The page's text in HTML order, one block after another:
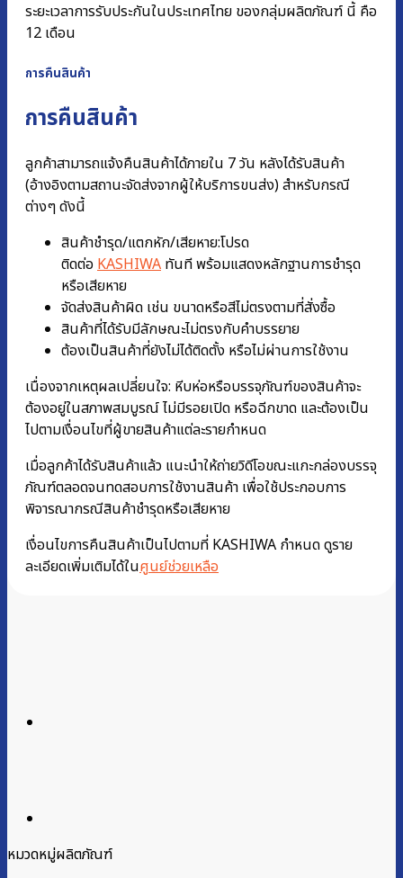
ระยะเวลาการรับประกันในประเทศไทย ของกลุ่มผลิตภัณฑ์ นี้ คือ
12 เดือน
การคืนสินค้า
การคืนสินค้า
ลูกค้าสามารถแจ้งคืนสินค้าได้ภายใน 7 วัน หลังได้รับสินค้า
(อ้างอิงตามสถานะจัดส่งจากผู้ให้บริการขนส่ง) สำหรับกรณี
ต่างๆ ดังนี้
สินค้าชำรุด/แตกหัก/เสียหาย:โปรด
ติดต่อ KASHIWA ทันที พร้อมแสดงหลักฐานการชํารุด
หรือเสียหาย
จัดส่งสินค้าผิด เช่น ขนาดหรือสีไม่ตรงตามที่สั่งซื้อ
สินค้าที่ได้รับมีลักษณะไม่ตรงกับคำบรรยาย
ต้องเป็นสินค้าที่ยังไม่ได้ติดตั้ง หรือไม่ผ่านการใช้งาน
เนื่องจากเหตุผลเปลี่ยนใจ: หีบห่อหรือบรรจุภัณฑ์ของสินค้าจะ
ต้องอยู่ในสภาพสมบูรณ์ ไม่มีรอยเปิด หรือฉีกขาด และต้องเป็น
ไปตามเงื่อนไขที่ผู้ขายสินค้าแต่ละรายกำหนด
เมื่อลูกค้าได้รับสินค้าแล้ว แนะนำให้ถ่ายวิดีโอขณะแกะกล่องบรรจุ
ภัณฑ์ตลอดจนทดสอบการใช้งานสินค้า เพื่อใช้ประกอบการ
พิจารณากรณีสินค้าชำรุดหรือเสียหาย
เงื่อนไขการคืนสินค้าเป็นไปตามที่ KASHIWA กำหนด ดูราย
ละเอียดเพิ่มเติมได้ในศูนย์ช่วยเหลือ
หมวดหมู่ผลิตภัณฑ์